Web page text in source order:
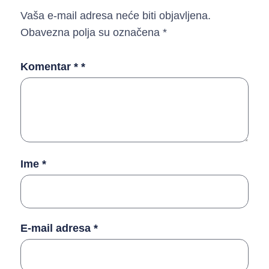
Vaša e-mail adresa neće biti objavljena.
Obavezna polja su označena *
Komentar * *
Ime *
E-mail adresa *